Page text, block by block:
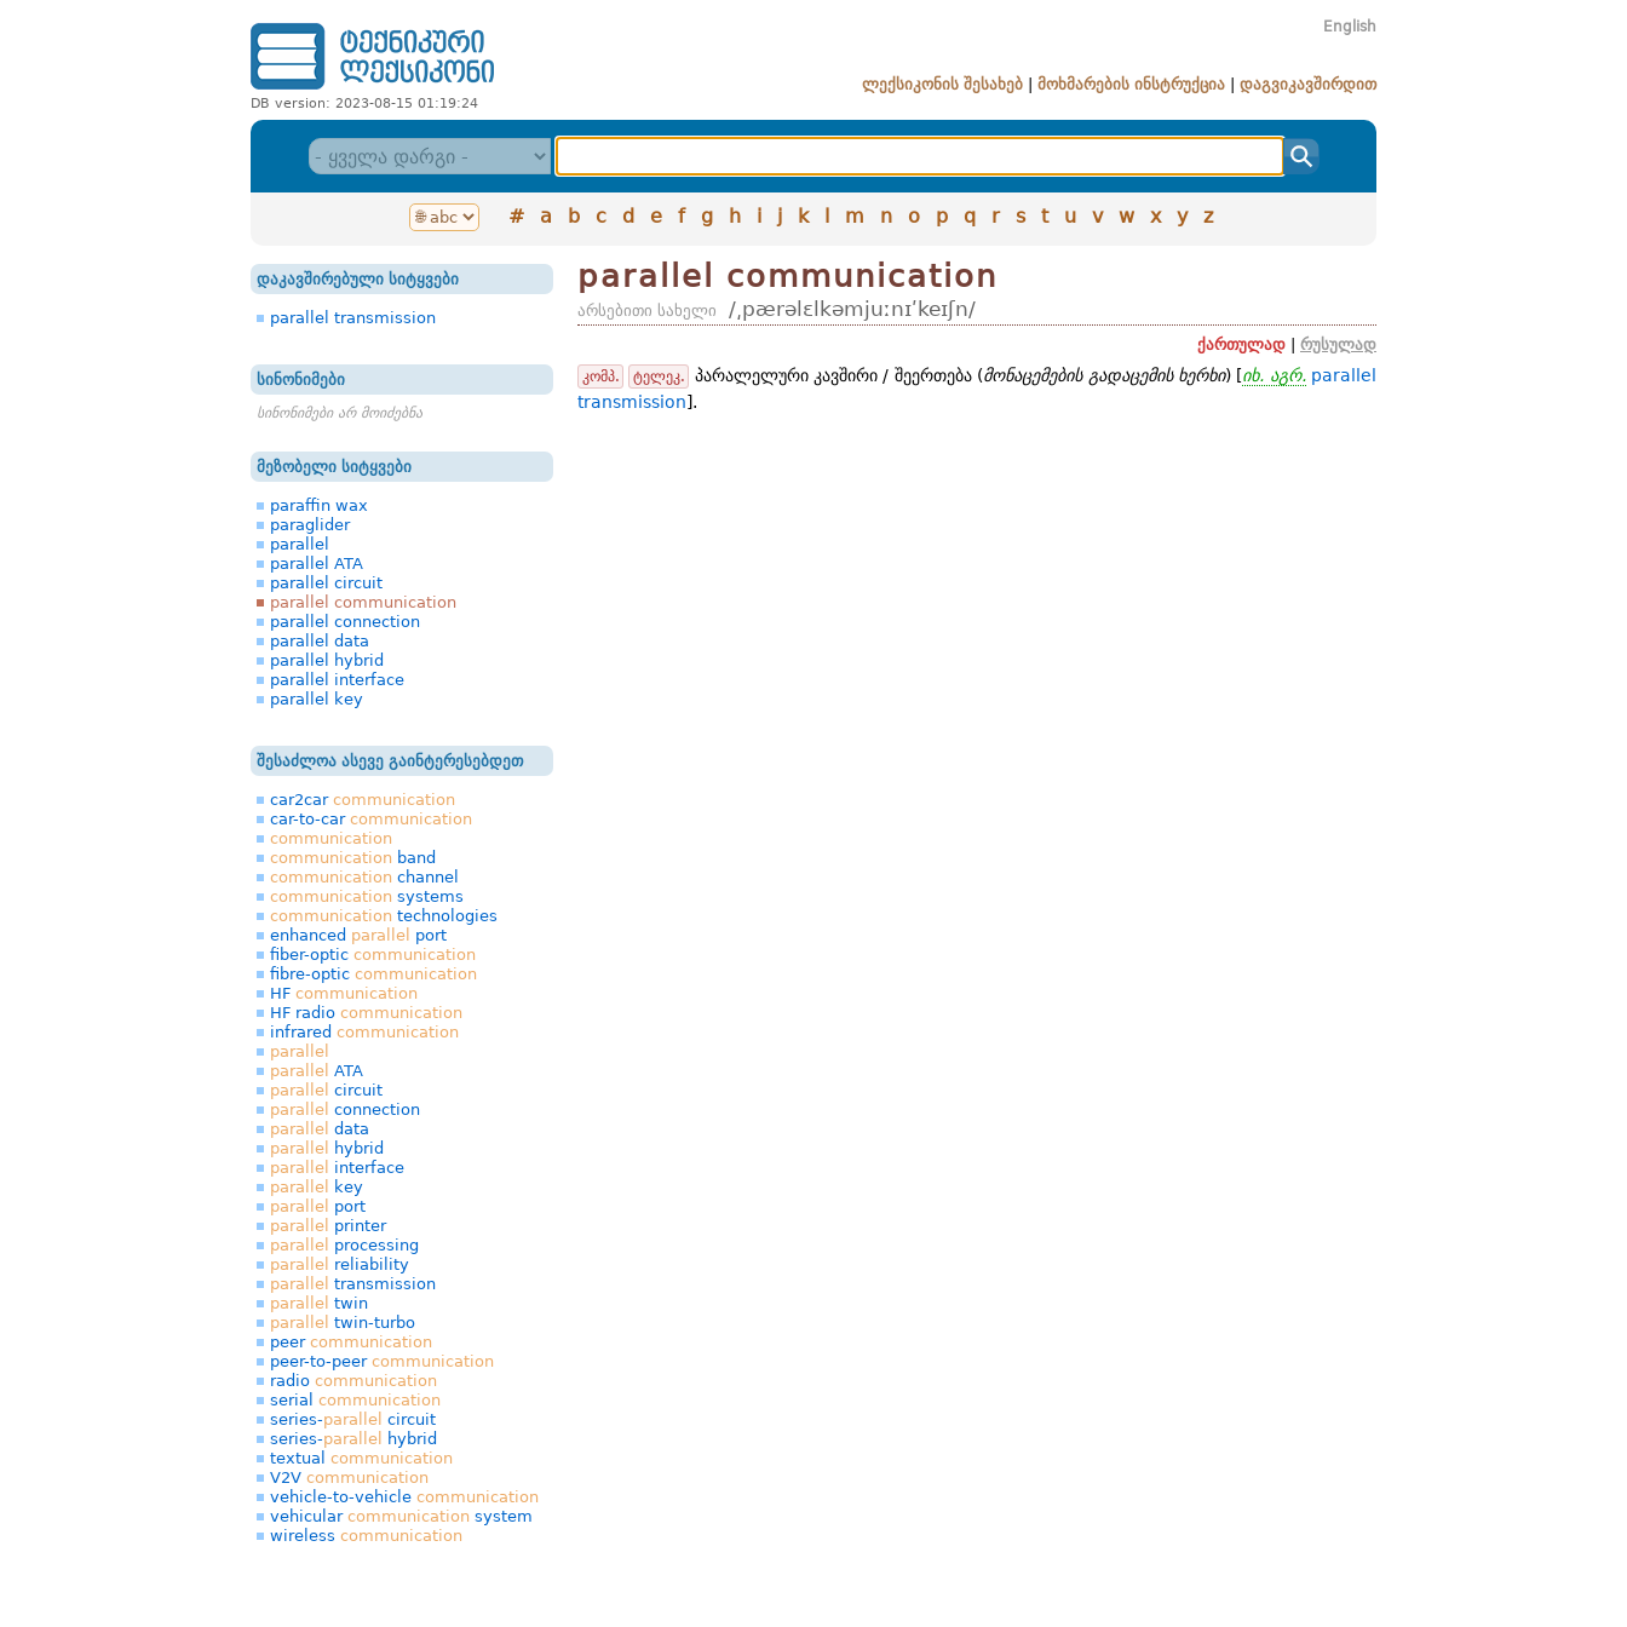
DB version: 2023-08-15 01:19:24
English
ლექსიკონის შესახებ მოხმარების ინსტრუქცია დაგვიკავშირდით
# a b c d e f g h i j k l m n o p q r s t u v w x y z
დაკავშირებული სიტყვები
parallel transmission
სინონიმები
სინონიმები არ მოიძებნა
მეზობელი სიტყვები
paraffin wax
paraglider
parallel
parallel ATA
parallel circuit
parallel communication
parallel connection
parallel data
parallel hybrid
parallel interface
parallel key
შესაძლოა ასევე გაინტერესებდეთ
car2car communication
car-to-car communication
communication
communication band
communication channel
communication systems
communication technologies
enhanced parallel port
fiber-optic communication
fibre-optic communication
HF communication
HF radio communication
infrared communication
parallel
parallel ATA
parallel circuit
parallel connection
parallel data
parallel
hybrid
parallel interface
parallel
key
parallel port
parallel printer
parallel processing
parallel reliability
parallel transmission
parallel twin
parallel twin-turbo
peer communication
peer-to-peer communication
radio communication
serial communication
series-parallel circuit
series-parallel
hybrid
textual communication
V2V communication
vehicle-to-vehicle communication
vehicular communication system
wireless communication
parallel communication
არსებითი სახელი /͵pærəlɛlkəmjuːnɪʹkeɪʃn/
ქართულად რუსულად
კომპ. ტელეკ. პარალელური კავშირი / შეერთება (მონაცემების გადაცემის ხერხი) [იხ. აგრ. parallel
transmission].